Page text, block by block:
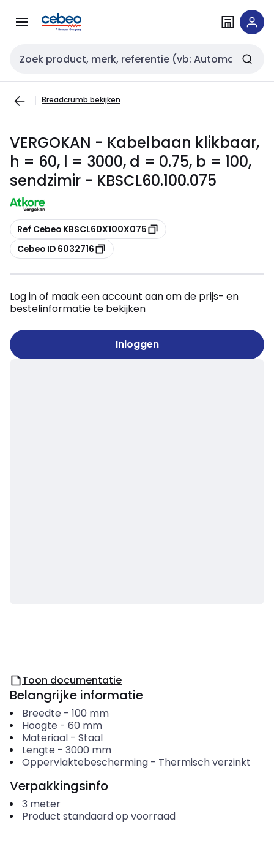
naar
naar
Zoekveld invoer
Breadcrumb bekijken
VERGOKAN - Kabelbaan klikbaar,
h = 60, l = 3000, d = 0.75, b = 100,
sendzimir - KBSCL60.100.075
Kopiëren
Ref Cebeo KBSCL60X100X075
Kopiëren
Cebeo ID 6032716
Log in of maak een account aan om de prijs- en
bestelinformatie te bekijken
Inloggen
Toon documentatie
Belangrijke informatie
Breedte - 100 mm
Hoogte - 60 mm
Materiaal- Staal
Lengte - 3000 mm
Oppervlaktebescherming- Thermisch verzinkt
Verpakkingsinfo
3 meter
Product standaard op voorraad